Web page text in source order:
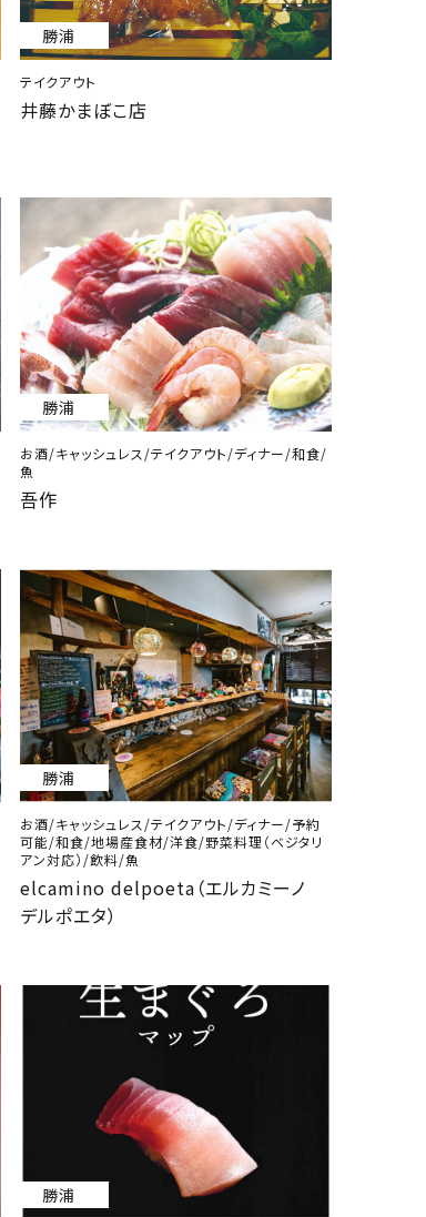
勝浦
テイクアウト
井藤かまぼこ店
勝浦
お酒/キャッシュレス/テイクアウト/ディナー/和食/
魚
吾作
勝浦
お酒/キャッシュレス/テイクアウト/ディナー/予約
可能/和食/地場産食材/洋食/野菜料理（ベジタリ
アン対応）/飲料/魚
elcamino delpoeta（エルカミーノ
デルポエタ）
勝浦